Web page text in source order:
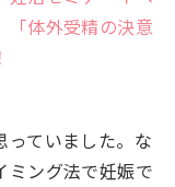
「体外受精の決意
っていました。な
ミング法で妊娠で